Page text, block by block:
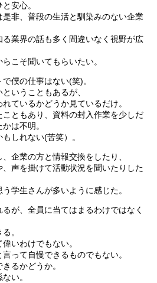
安心。
非、普段の生活と馴染みのない企業
業界の話も多く間違いなく視野が広
こそ聞いてもらいたい。
僕の仕事はない(笑)。
いうこともあるが、
ているかどうか見ているだけ。
ともあり、資料の封入作業を少しだ
は不明。
しれない(苦笑）。
企業の方と情報交換をしたり、
声を掛けて活動状況を聞いたりした
学生さんが多いように感じた。
が、全員に当てはまるわけではなく
。
いわけでもない。
って自慢できるものでもない。
るかどうか。
い。